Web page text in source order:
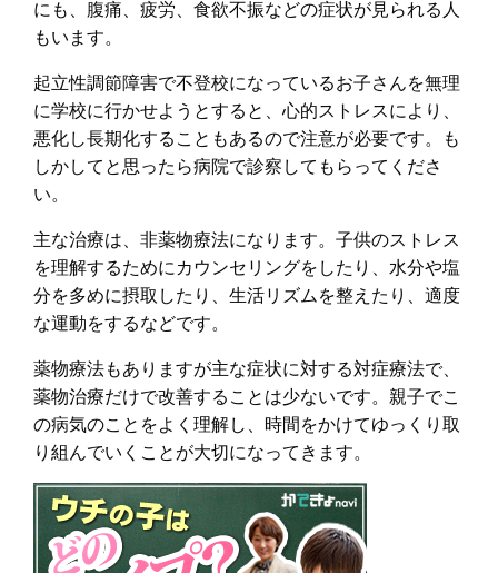
にも、腹痛、疲労、食欲不振などの症状が見られる人
もいます。
起立性調節障害で不登校になっているお子さんを無理
に学校に行かせようとすると、心的ストレスにより、
悪化し長期化することもあるので注意が必要です。も
しかしてと思ったら病院で診察してもらってくださ
い。
主な治療は、非薬物療法になります。子供のストレス
を理解するためにカウンセリングをしたり、水分や塩
分を多めに摂取したり、生活リズムを整えたり、適度
な運動をするなどです。
薬物療法もありますが主な症状に対する対症療法で、
薬物治療だけで改善することは少ないです。親子でこ
の病気のことをよく理解し、時間をかけてゆっくり取
り組んでいくことが大切になってきます。